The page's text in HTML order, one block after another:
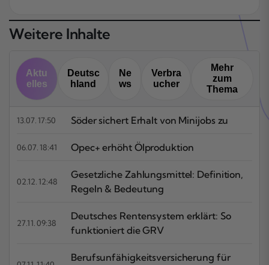
Weitere Inhalte
Aktu
elles
Deutsc
hland
Ne
ws
Verbra
ucher
Mehr
zum
Thema
13.07. 17:50 Söder sichert Erhalt von Minijobs zu
06.07. 18:41 Opec+ erhöht Ölproduktion
02.12. 12:48
Gesetzliche Zahlungsmittel: Definition,
Regeln & Bedeutung
27.11. 09:38
Deutsches Rentensystem erklärt: So
funktioniert die GRV
Berufsunfähigkeitsversicherung für